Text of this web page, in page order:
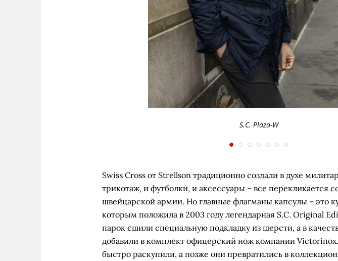
S.C. Plaza-W
Swiss Cross от Strellson традиционно создали в духе
трикотаж, и футболки, и аксессуары – все перекликается
швейцарской армии. Но главные флагманы капсулы – это
которым положила в 2003 году легендарная S.С. Original
парок сшили специальную подкладку из шерсти, а в
добавили в комплект офицерский нож компании Victorinox.
быстро раскупили, а позже они превратились в